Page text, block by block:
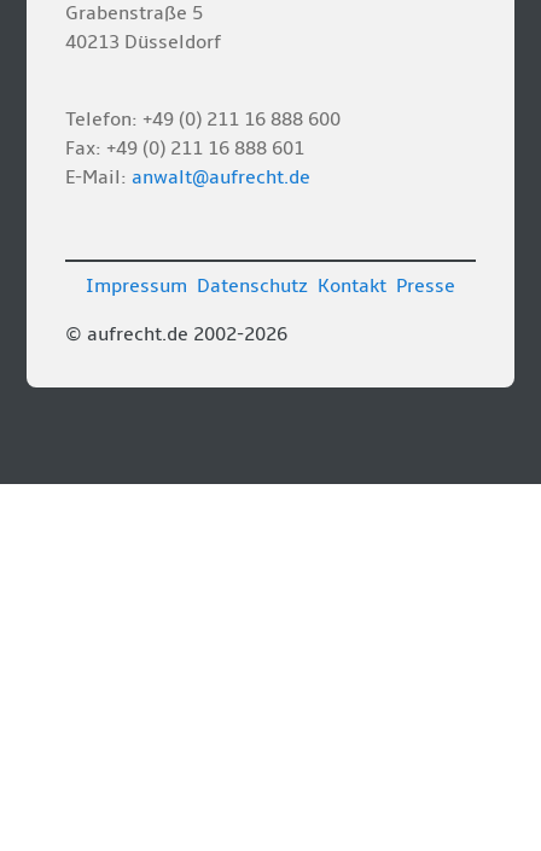
Grabenstraße 5
40213 Düsseldorf
Telefon: +49 (0) 211 16 888 600
Fax: +49 (0) 211 16 888 601
E-Mail:anwalt@aufrecht.de
© aufrecht.de 2002-2026
Impressum Datenschutz Kontakt Presse